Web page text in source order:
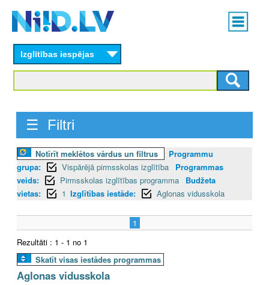
content
Main
menu
Izglītības iespējas
☰ Filtri
Notīrīt meklētos vārdus un filtrus
Programmu
grupa:
Vispārējā pirmsskolas izglītība
Programmas
veids:
Pirmsskolas izglītības programma
Budžeta
vietas:
1 Izglītības iestāde: Aglonas vidusskola
1
Rezultāti : 1 - 1 no 1
Skatīt visas iestādes programmas
Aglonas vidusskola